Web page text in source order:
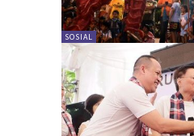
SOSIAL